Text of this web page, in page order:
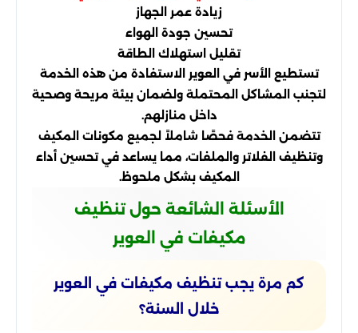
زيادة عمر الجهاز
تحسين جودة الهواء
تقليل استهلاك الطاقة
تستطيع الأسر في العوير الاستفادة من هذه الخدمة
لتجنب المشاكل المحتملة ولضمان بيئة مريحة وصحية
داخل منازلهم.
تتضمن الخدمة فحصًا شاملاً لجميع مكونات المكيف
وتنظيف الفلاتر والملفات، مما يساعد في تحسين أداء
المكيف بشكل ملحوظ.
الأسئلة الشائعة حول تنظيف
مكيفات في العوير
كم مرة يجب تنظيف مكيفات في العوير
خلال السنة؟